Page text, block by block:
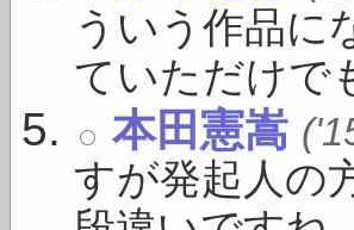
ういう作品に
ていただけで
本田憲嵩
すが発起人の